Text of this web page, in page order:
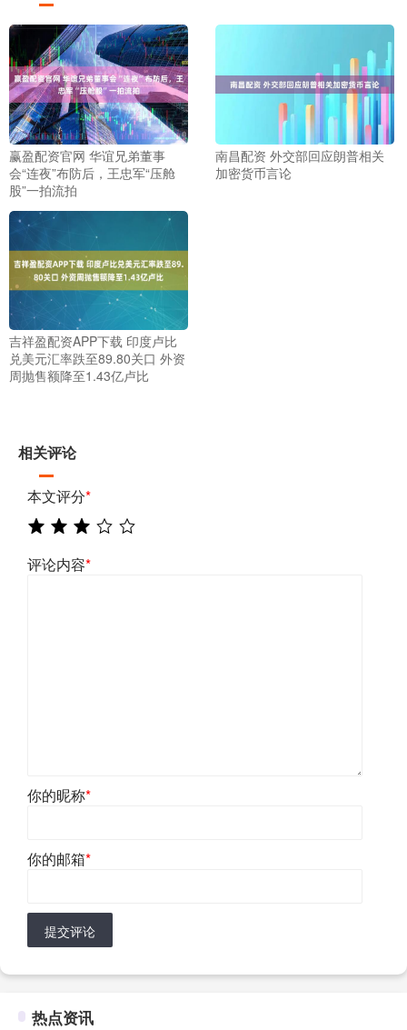
赢盈配资官网 华谊兄弟董事
会“连夜”布防后，王忠军“压舱
股”一拍流拍
南昌配资 外交部回应朗普相关
加密货币言论
吉祥盈配资APP下载 印度卢比
兑美元汇率跌至89.80关口 外资
周抛售额降至1.43亿卢比
相关评论
本文评分*
评论内容*
你的昵称*
你的邮箱*
提交评论
热点资讯